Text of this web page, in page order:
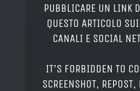
PUBBLICARE UN LINK
QUESTO ARTICOLO
CANALI E SOCIAL
IT'S FORBIDDEN TO
SCREENSHOT,